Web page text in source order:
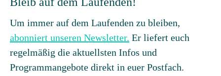
Um immer auf dem Laufenden zu bleiben,
abonniert unseren Newsletter. Er liefert euch
regelmäßig die aktuellsten Infos und
Programmangebote direkt in euer Postfach.